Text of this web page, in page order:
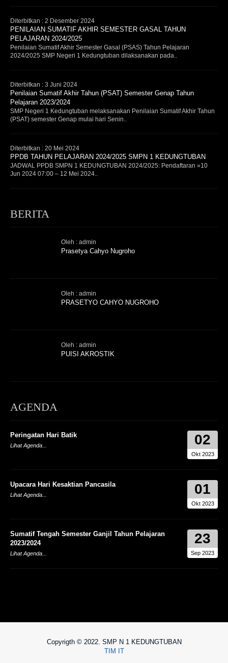
Diterbitkan : 2 Desember 2024
PENILAIAN SUMATIF AKHIR SEMESTER GASAL TAHUN
PELAJARAN 2024/2025
Penilaian Sumatif Akhir Semester Gasal (PSAS) Tahun Pelajaran
2024/2025 SMP Negeri 1 Kedungtuban dilaksanakan pada..
Diterbitkan : 3 Juni 2024
Penilaian Sumatif Akhir Tahun (PSAT) Semester Genap Tahun
Pelajaran 2023/2024
SMP Negeri 1 Kedungtuban melaksanakan Penilaian Sumatif Akhir Tahun
(PSAT) semester Genap mulai hari Senin..
Diterbitkan : 20 Mei 2024
PPDB TAHUN PELAJARAN 2024/2025 SMPN 1 KEDUNGTUBAN
JADWAL PPDB SMPN 1 KEDUNGTUBAN 2024/2025: Pendaftaran »10
Jun 2024 07:00 – 12 Mei 2024..
BERITA
Oleh : admin
Prasetya Cahyo Nugroho
Oleh : admin
PRASETYO CAHYO NUGROHO
Oleh : admin
PUISI AKROSTIK
AGENDA
02
Okt 2023
Peringatan Hari Batik
Lihat Agenda...
01
Okt 2023
Upacara Hari Kesaktian Pancasila
Lihat Agenda...
23
Sep 2023
Sumatif Tengah Semester Ganjil Tahun Pelajaran
2023/2024
Lihat Agenda...
Copyrigth © 2022. SMP N 1 KEDUNGTUBAN
TIM IT